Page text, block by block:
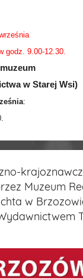
godz. 9.00-12.30.
w Starej Wsi)
:
Muzeum
w